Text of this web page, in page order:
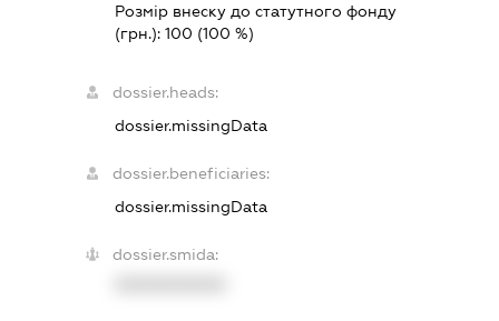
Розмір внеску до статутного фонду
(грн.):100 (100 %)
dossier.heads:
dossier.missingData
dossier.beneficiaries:
dossier.missingData
dossier.smida: